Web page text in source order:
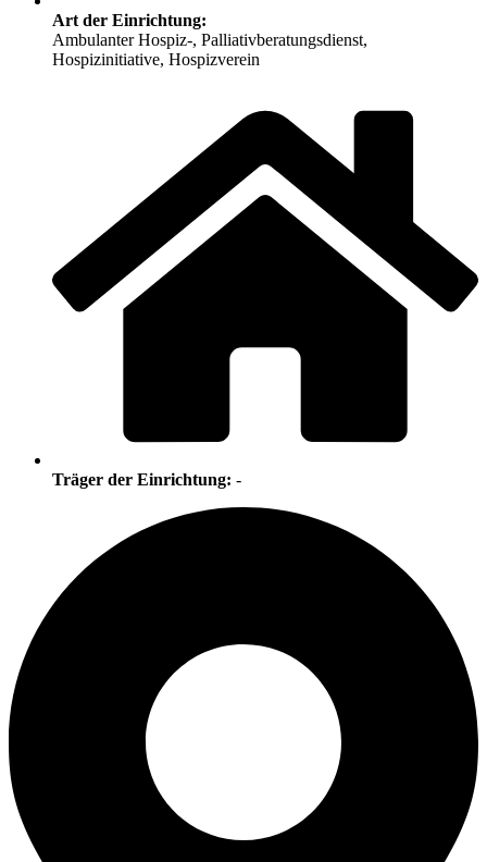
Art der Einrichtung:
Ambulanter Hospiz-, Palliativberatungsdienst,
Hospizinitiative, Hospizverein
Träger der Einrichtung: -